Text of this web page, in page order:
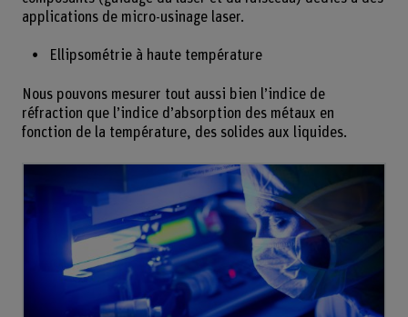
applications de micro-usinage laser.
Ellipsométrie à haute température
Nous pouvons mesurer tout aussi bien l’indice de
réfraction que l’indice d’absorption des métaux en
fonction de la température, des solides aux liquides.